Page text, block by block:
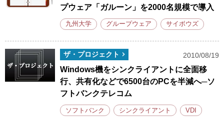
プウェア「ガルーン」を2000名規模で導入
九州大学 グループウェア サイボウズ
ザ・プロジェクト 2010/08/19
Windows機をシンクライアントに全面移
行、共有化などで6500台のPCを半減へ─ソ
フトバンクテレコム
ソフトバンク シンクライアント VDI